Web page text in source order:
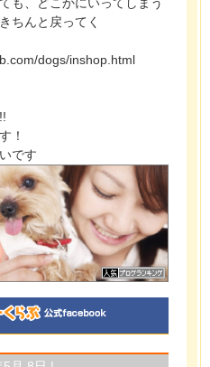
ちんと戻ってく
dogs/inshop.html
！
です